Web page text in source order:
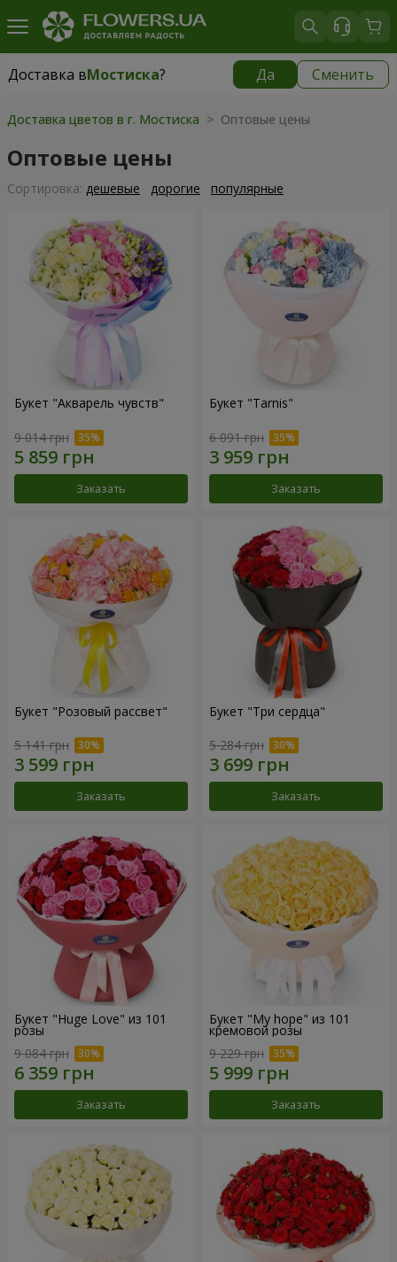
Доставка вМостиска? Да Сменить
Доставка вМостиска|
Доставка цветов в г. Мостиска > Оптовые цены
Оптовые цены
Cортировка: дешевые дорогие популярные
Букет "Акварель чувств"
9 014 грн
Заказать
Букет "Tarnis"
6 091 грн
Заказать
Букет "Розовый рассвет"
5 141 грн
Заказать
Букет "Три сердца"
5 284 грн
Заказать
Букет "Huge Love" из 101
розы
9 084 грн
Заказать
Букет "My hope" из 101
кремовой розы
9 229 грн
Заказать